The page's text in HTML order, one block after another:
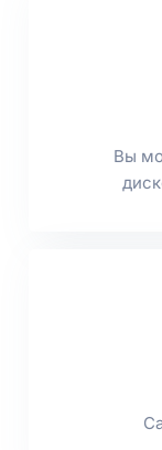
Вы